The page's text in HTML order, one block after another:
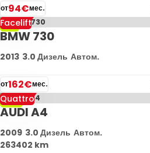
от94€мес.
-7%
Facelift
BMW 730
2013 3.0 Дизель Автом.
от162€мес.
-12%
Quattro
AUDI A4
2009 3.0 Дизель Автом.
263402 km